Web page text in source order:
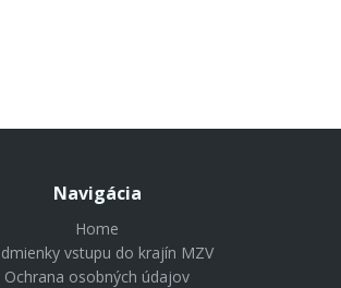
Navigácia
Home
vstupu do krajín MZV
Ochrana osobných údajov